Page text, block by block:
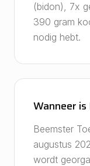
(bidon), 7x
390 gram
nodig hebt.
Wanneer
Beemster
augustus
wordt